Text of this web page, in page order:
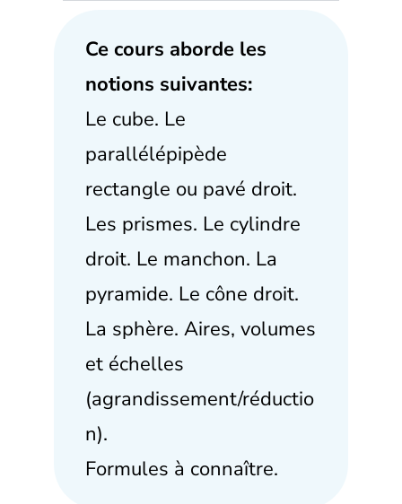
Ce cours aborde les
notions suivantes:
Le cube. Le
parallélépipède
rectangle ou pavé droit.
Les prismes. Le cylindre
droit. Le manchon. La
pyramide. Le cône droit.
La sphère. Aires, volumes
et échelles
(agrandissement/réductio
n).
Formules à connaître.